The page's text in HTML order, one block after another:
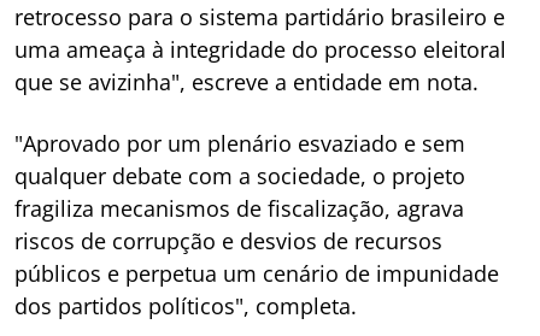
retrocesso para o sistema partidário brasileiro e
uma ameaça à integridade do processo eleitoral
que se avizinha", escreve a entidade em nota.
"Aprovado por um plenário esvaziado e sem
qualquer debate com a sociedade, o projeto
fragiliza mecanismos de fiscalização, agrava
riscos de corrupção e desvios de recursos
públicos e perpetua um cenário de impunidade
dos partidos políticos", completa.